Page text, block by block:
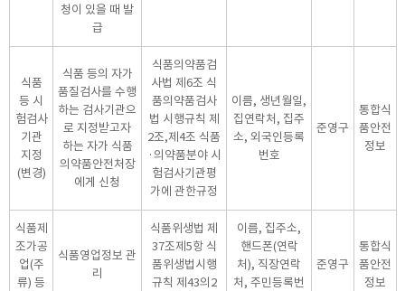
청이 있을 때 발
급
식품
등 시
험검사
기관
지정
(변경)
식품 등의 자가
품질검사를 수행
하는 검사기관으
로 지정받고자
하는 자가 식품
의약품안전처장
에게 신청
식품의약품검
사법 제6조 식
품의약품검사
법 시행규칙 제
2조,제4조 식품
·의약품분야 시
험검사기관평
가에 관한규정
이름, 생년월일,
집연락처, 집주
소, 외국인등록
번호
준영구
통합식
품안전
정보
식품제
조가공
업(주
류) 등
식품영업정보 관
리
식품위생법 제
37조제5항 식
품위생법시행
규칙 제43의2
이름, 집주소,
핸드폰(연락
처), 직장연락
처, 주민등록번
준영구
통합식
품안전
정보